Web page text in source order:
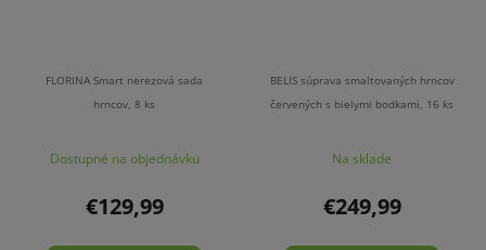
FLORINA Smart nerezová sada
hrncov, 8 ks
Dostupné na objednávku
€129,99
BELIS súprava smaltovaných hrncov
červených s bielymi bodkami, 16 ks
Na sklade
€249,99